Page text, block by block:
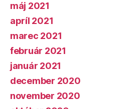
máj 2021
apríl 2021
marec 2021
február 2021
január 2021
december 2020
november 2020